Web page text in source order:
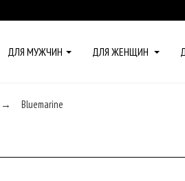
ДЛЯ МУЖЧИН ДЛЯ ЖЕНЩИН
→ Bluemarine